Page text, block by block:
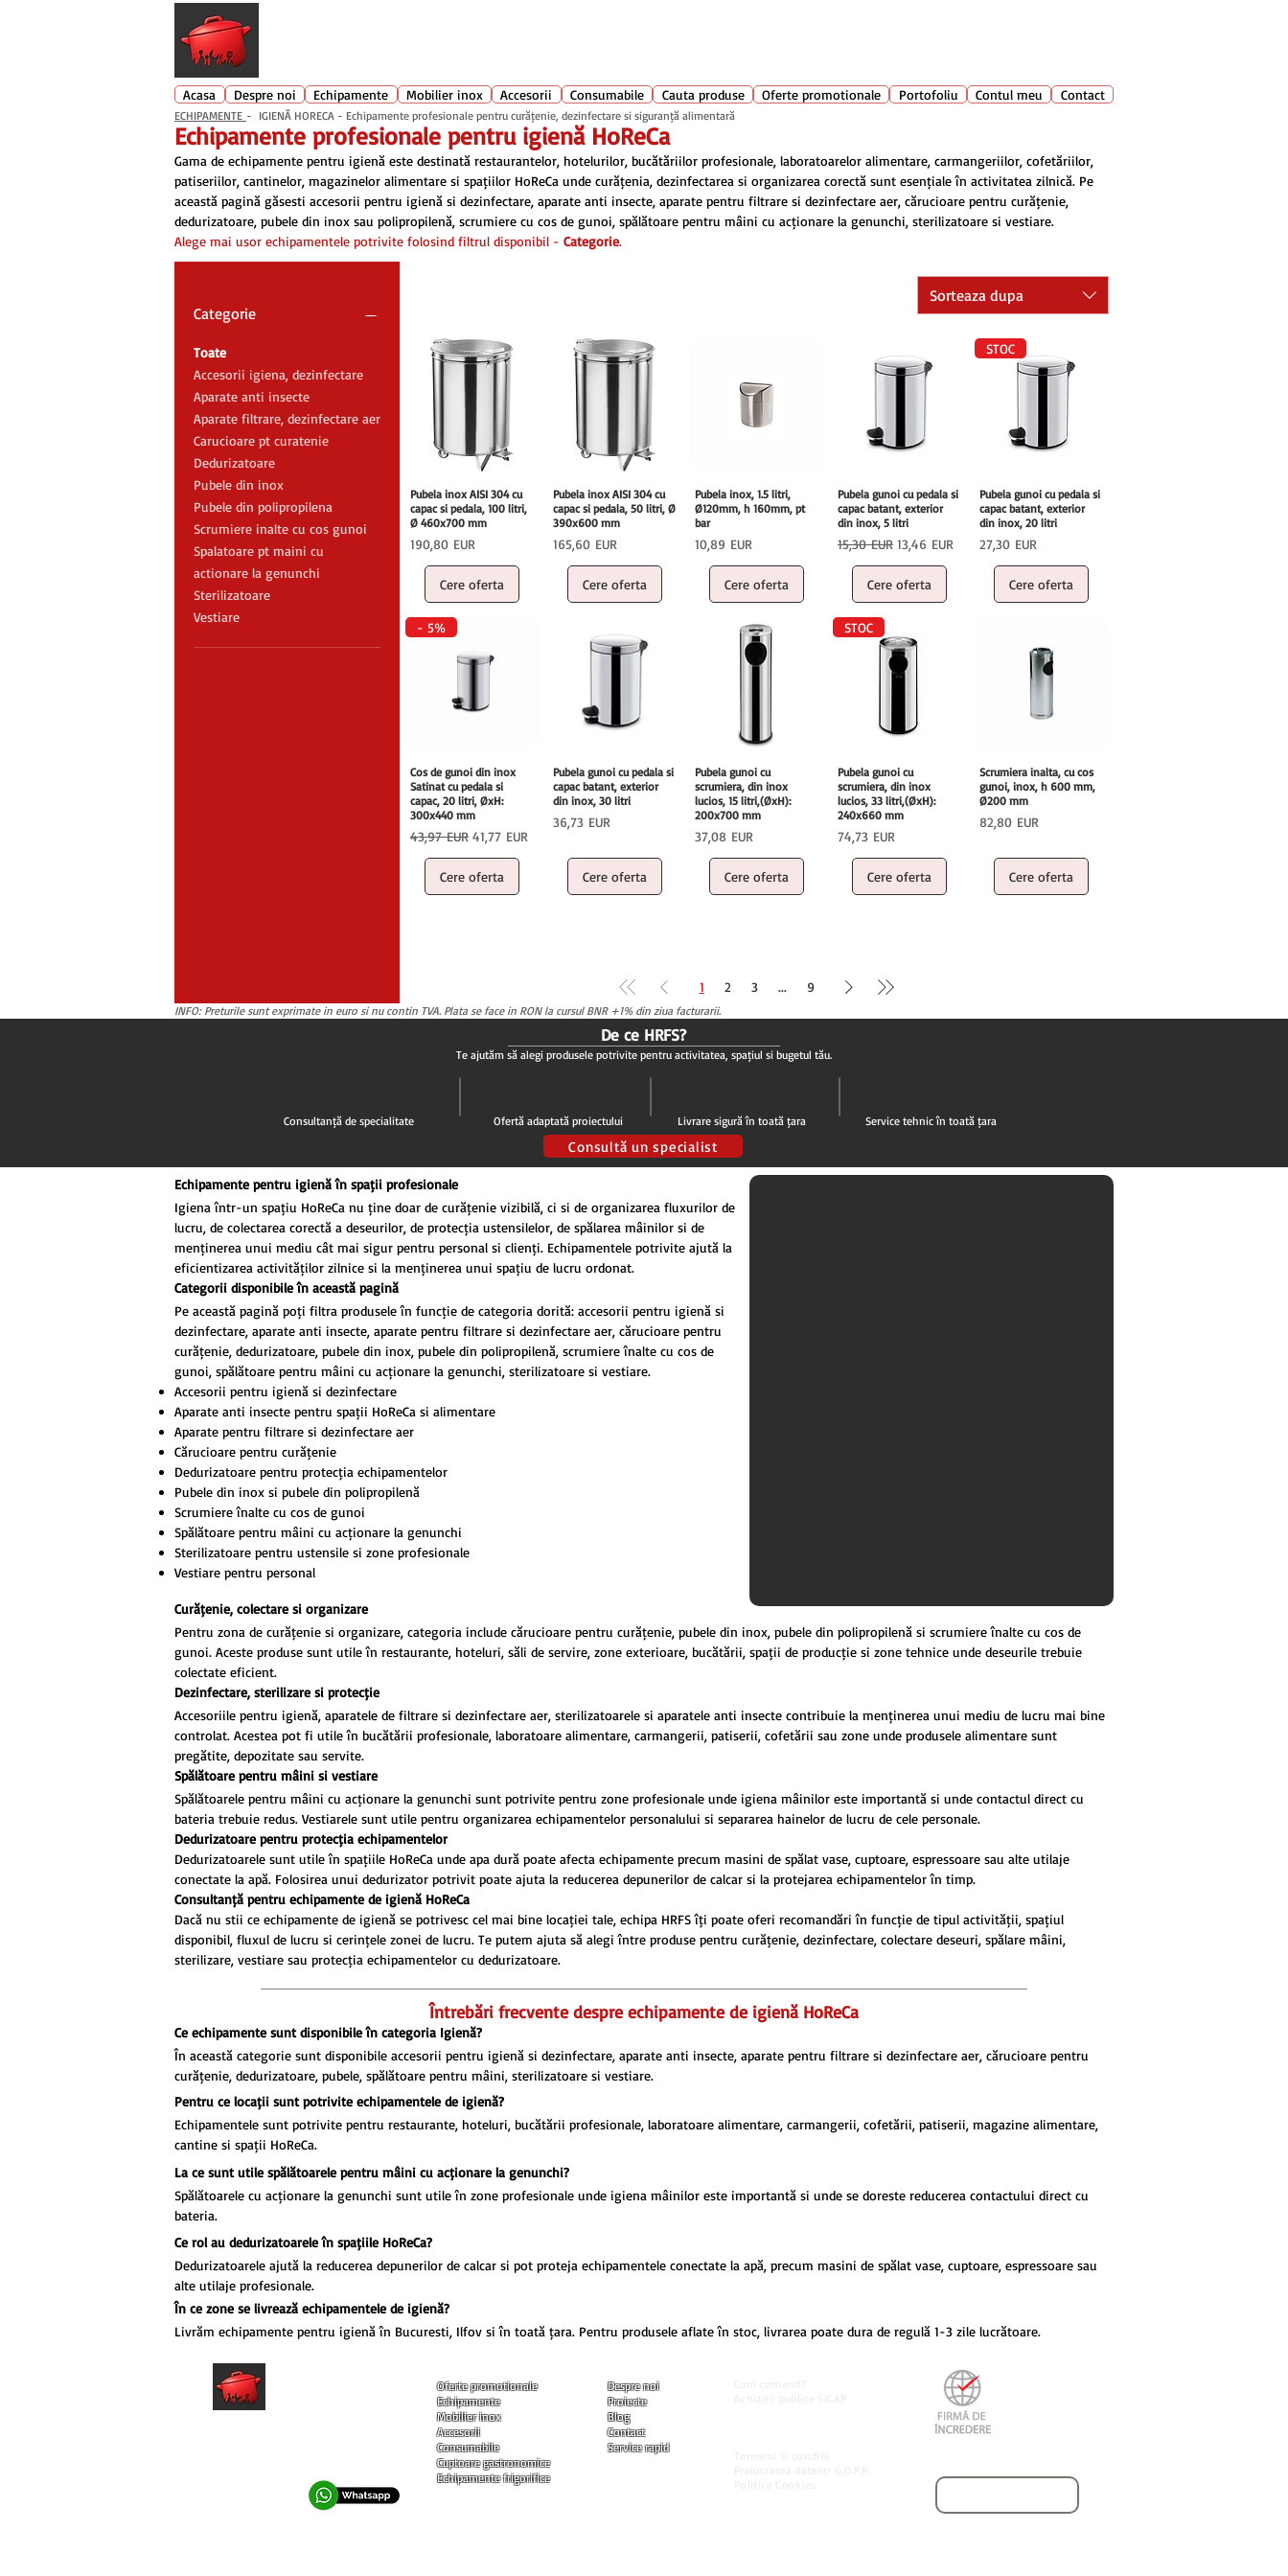
ECHIPAMENTE - IGIENĂ HORECA - Echipamente profesionale pentru curățenie, dezinfectare și siguranță alimentară
Echipamente profesionale pentru igienă HoReCa
Gama de echipamente pentru igienă este destinată restaurantelor, hotelurilor, bucătăriilor profesionale, laboratoarelor alimentare, carmangeriilor, cofetăriilor,
patiseriilor, cantinelor, magazinelor alimentare și spațiilor HoReCa unde curățenia, dezinfectarea și organizarea corectă sunt esențiale în activitatea zilnică. Pe
această pagină găsești accesorii pentru igienă și dezinfectare, aparate anti insecte, aparate pentru filtrare și dezinfectare aer, cărucioare pentru curățenie,
dedurizatoare, pubele din inox sau polipropilenă, scrumiere cu coș de gunoi, spălătoare pentru mâini cu acționare la genunchi, sterilizatoare și vestiare.
Alege mai ușor echipamentele potrivite folosind filtrul disponibil - Categorie.
Categorie
Toate
Accesorii igiena, dezinfectare
Aparate anti insecte
Aparate filtrare, dezinfectare aer
Carucioare pt curatenie
Dedurizatoare
Pubele din inox
Pubele din polipropilena
Scrumiere inalte cu cos gunoi
Spalatoare pt maini cu
actionare la genunchi
Sterilizatoare
Vestiare
Sorteaza dupa
Pubela inox AISI 304 cu
capac si pedala, 100 litri,
Ø 460x700 mm
Preț
190,80 EUR
Cere oferta
Pubela inox AISI 304 cu
capac si pedala, 50 litri, Ø
390x600 mm
Preț
165,60 EUR
Cere oferta
Pubela inox, 1.5 litri,
Ø120mm, h 160mm, pt
bar
Preț
10,89 EUR
Cere oferta
Pubela gunoi cu pedala si
capac batant, exterior
din inox, 5 litri
Preț normal
15,30 EUR Preț redus
13,46 EUR
Cere oferta
STOC
Pubela gunoi cu pedala si
capac batant, exterior
din inox, 20 litri
Preț
27,30 EUR
Cere oferta
- 5%
Cos de gunoi din inox
Satinat cu pedala si
capac, 20 litri, ØxH:
300x440 mm
Preț normal
43,97 EUR Preț redus
41,77 EUR
Cere oferta
Pubela gunoi cu pedala si
capac batant, exterior
din inox, 30 litri
Preț
36,73 EUR
Cere oferta
Pubela gunoi cu
scrumiera, din inox
lucios, 15 litri,(ØxH):
200x700 mm
Preț
37,08 EUR
Cere oferta
STOC
Pubela gunoi cu
scrumiera, din inox
lucios, 33 litri,(ØxH):
240x660 mm
Preț
74,73 EUR
Cere oferta
Scrumiera inalta, cu cos
gunoi, inox, h 600 mm,
Ø200 mm
Preț
82,80 EUR
Cere oferta
1 2 3 ... 9
INFO: Preturile sunt exprimate in euro si nu contin TVA. Plata se face in RON la cursul BNR +1% din ziua facturarii.
De ce HRFS?
Te ajutăm să alegi produsele potrivite pentru activitatea, spațiul și bugetul tău.
Consultanță de specialitate Ofertă adaptată proiectului Livrare sigură în toată țara
Consultă un specialist
Service tehnic în toată țara
Curățenie, colectare și organizare
Pentru zona de curățenie și organizare, categoria include cărucioare pentru curățenie, pubele din inox, pubele din polipropilenă și scrumiere înalte cu coș de
gunoi. Aceste produse sunt utile în restaurante, hoteluri, săli de servire, zone exterioare, bucătării, spații de producție și zone tehnice unde deșeurile trebuie
colectate eficient.
Categorii disponibile în această pagină
Pe această pagină poți filtra produsele în funcție de categoria dorită: accesorii pentru igienă și
dezinfectare, aparate anti insecte, aparate pentru filtrare și dezinfectare aer, cărucioare pentru
curățenie, dedurizatoare, pubele din inox, pubele din polipropilenă, scrumiere înalte cu coș de
gunoi, spălătoare pentru mâini cu acționare la genunchi, sterilizatoare și vestiare.
Accesorii pentru igienă și dezinfectare
Aparate anti insecte pentru spații HoReCa și alimentare
Aparate pentru filtrare și dezinfectare aer
Cărucioare pentru curățenie
Dedurizatoare pentru protecția echipamentelor
Pubele din inox și pubele din polipropilenă
Scrumiere înalte cu coș de gunoi
Spălătoare pentru mâini cu acționare la genunchi
Sterilizatoare pentru ustensile și zone profesionale
Vestiare pentru personal
Echipamente pentru igienă în spații profesionale
Igiena într-un spațiu HoReCa nu ține doar de curățenie vizibilă, ci și de organizarea fluxurilor de
lucru, de colectarea corectă a deșeurilor, de protecția ustensilelor, de spălarea mâinilor și de
menținerea unui mediu cât mai sigur pentru personal și clienți. Echipamentele potrivite ajută la
eficientizarea activităților zilnice și la menținerea unui spațiu de lucru ordonat.
Dezinfectare, sterilizare și protecție
Accesoriile pentru igienă, aparatele de filtrare și dezinfectare aer, sterilizatoarele și aparatele anti insecte contribuie la menținerea unui mediu de lucru mai bine
controlat. Acestea pot fi utile în bucătării profesionale, laboratoare alimentare, carmangerii, patiserii, cofetării sau zone unde produsele alimentare sunt
pregătite, depozitate sau servite.
Spălătoare pentru mâini și vestiare
Spălătoarele pentru mâini cu acționare la genunchi sunt potrivite pentru zone profesionale unde igiena mâinilor este importantă și unde contactul direct cu
bateria trebuie redus. Vestiarele sunt utile pentru organizarea echipamentelor personalului și separarea hainelor de lucru de cele personale.
Dedurizatoare pentru protecția echipamentelor
Dedurizatoarele sunt utile în spațiile HoReCa unde apa dură poate afecta echipamente precum mașini de spălat vase, cuptoare, espressoare sau alte utilaje
conectate la apă. Folosirea unui dedurizator potrivit poate ajuta la reducerea depunerilor de calcar și la protejarea echipamentelor în timp.
Consultanță pentru echipamente de igienă HoReCa
Dacă nu știi ce echipamente de igienă se potrivesc cel mai bine locației tale, echipa HRFS îți poate oferi recomandări în funcție de tipul activității, spațiul
disponibil, fluxul de lucru și cerințele zonei de lucru. Te putem ajuta să alegi între produse pentru curățenie, dezinfectare, colectare deșeuri, spălare mâini,
sterilizare, vestiare sau protecția echipamentelor cu dedurizatoare.
Întrebări frecvente despre echipamente de igienă HoReCa
Ce echipamente sunt disponibile în categoria Igienă?
În această categorie sunt disponibile accesorii pentru igienă și dezinfectare, aparate anti insecte, aparate pentru filtrare și dezinfectare aer, cărucioare pentru
curățenie, dedurizatoare, pubele, spălătoare pentru mâini, sterilizatoare și vestiare.
Pentru ce locații sunt potrivite echipamentele de igienă?
Echipamentele sunt potrivite pentru restaurante, hoteluri, bucătării profesionale, laboratoare alimentare, carmangerii, cofetării, patiserii, magazine alimentare,
cantine și spații HoReCa.
La ce sunt utile spălătoarele pentru mâini cu acționare la genunchi?
Spălătoarele cu acționare la genunchi sunt utile în zone profesionale unde igiena mâinilor este importantă și unde se dorește reducerea contactului direct cu
bateria.
Ce rol au dedurizatoarele în spațiile HoReCa?
Dedurizatoarele ajută la reducerea depunerilor de calcar și pot proteja echipamentele conectate la apă, precum mașini de spălat vase, cuptoare, espressoare sau
alte utilaje profesionale.
În ce zone se livrează echipamentele de igienă?
Livrăm echipamente pentru igienă în București, Ilfov și în toată țara. Pentru produsele aflate în stoc, livrarea poate dura de regulă 1-3 zile lucrătoare.
Acasa Despre noi Echipamente Mobilier inox Accesorii Consumabile Cauta produse Oferte promotionale Portofoliu Contul meu Contact
Oferte promotionale
Echipamente
Mobilier inox
Accesorii
Consumabile
Cuptoare gastronomice
Echipamente frigorifice
Despre noi
Proiecte
Blog
Contact
Service rapid